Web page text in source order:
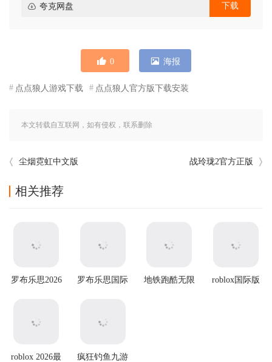
夸克网盘 下载
0 海报
点点狼人游戏下载 点点狼人官方版下载安装
本文转载自互联网，如有侵权，联系删除
尘烟霓虹中文版 战玲珑2官方正版
相关推荐
罗布乐思2026
罗布乐思国际
地铁跑酷无限
roblox国际版
roblox 2026最
疯狂钓鱼九游